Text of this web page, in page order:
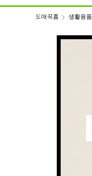
도매꾹홈 생활용품